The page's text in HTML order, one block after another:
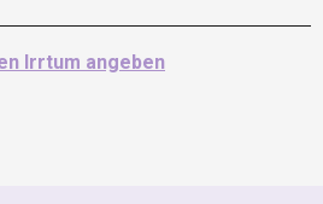
Irrtum angeben